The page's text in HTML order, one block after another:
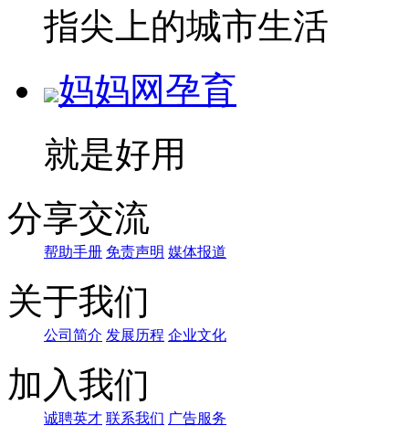
指尖上的城市生活
妈妈网孕育
就是好用
分享交流
帮助手册 免责声明 媒体报道
关于我们
公司简介 发展历程 企业文化
加入我们
诚聘英才 联系我们 广告服务